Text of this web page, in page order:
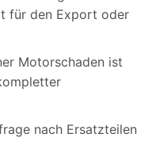
für den Export oder
Motorschaden ist
nach Ersatzteilen